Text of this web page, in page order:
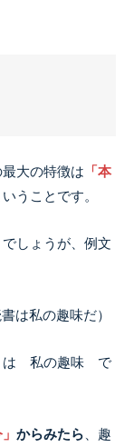
最大の特徴は 「本
いうことです。
しょうが、例文
は私の趣味だ）
は 私の趣味 で
からみたら 、趣